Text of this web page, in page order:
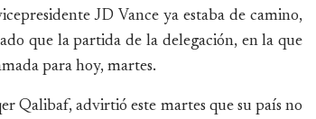
JD Vance ya estaba de camino,
que la partida de la delegación, en la que
para hoy, martes.
Qalibaf, advirtió este martes que su país no